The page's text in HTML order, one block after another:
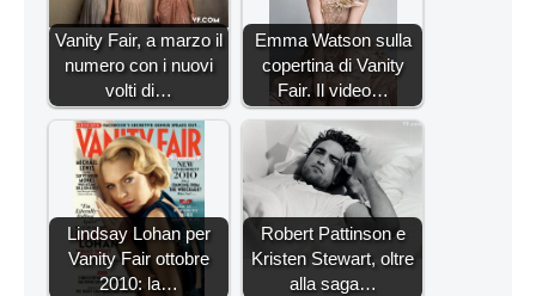
Vanity Fair, a marzo il
numero con i nuovi
volti di…
Emma Watson sulla
copertina di Vanity
Fair. Il video…
Lindsay Lohan per
Vanity Fair ottobre
2010: la…
Robert Pattinson e
Kristen Stewart, oltre
alla saga…